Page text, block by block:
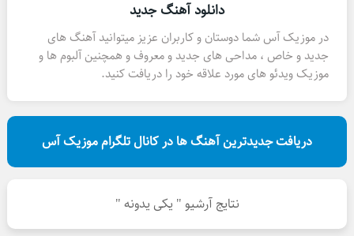
دانلود آهنگ جدید
در موزیک آس شما دوستان و کاربران عزیز میتوانید آهنگ های
جدید و خاص ، مداحی های جدید و معروف و همچنین آلبوم ها و
موزیک ویدئو های مورد علاقه خود را دریافت کنید.
دریافت جدیدترین آهنگ ها در کانال تلگرام موزیک آس
نتایج آرشیو " یکی یدونه "